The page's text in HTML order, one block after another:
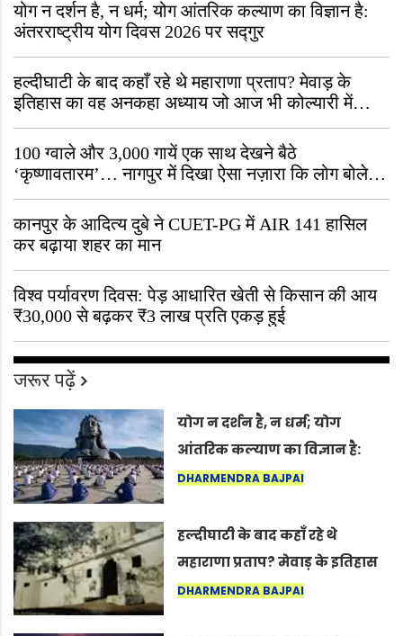
योग न दर्शन है, न धर्म; योग आंतरिक कल्याण का विज्ञान है:
अंतरराष्ट्रीय योग दिवस 2026 पर सद्गुर
हल्दीघाटी के बाद कहाँ रहे थे महाराणा प्रताप? मेवाड़ के
इतिहास का वह अनकहा अध्याय जो आज भी कोल्यारी में
जीवित है
100 ग्वाले और 3,000 गायें एक साथ देखने बैठे
‘कृष्णावतारम’… नागपुर में दिखा ऐसा नज़ारा कि लोग बोले,
“ऐसा तो सिर्फ़ कृष्ण ही कर सकते हैं”
कानपुर के आदित्य दुबे ने CUET-PG में AIR 141 हासिल
कर बढ़ाया शहर का मान
विश्व पर्यावरण दिवस: पेड़ आधारित खेती से किसान की आय
₹30,000 से बढ़कर ₹3 लाख प्रति एकड़ हुई
जरूर पढ़ें
योग न दर्शन है, न धर्म; योग
आंतरिक कल्याण का विज्ञान है:
अंतरराष्ट्रीय योग दिवस 2026 पर
DHARMENDRA BAJPAI
हल्दीघाटी के बाद कहाँ रहे थे
महाराणा प्रताप? मेवाड़ के इतिहास
का वह अनकहा अध्याय जो आज भी
DHARMENDRA BAJPAI